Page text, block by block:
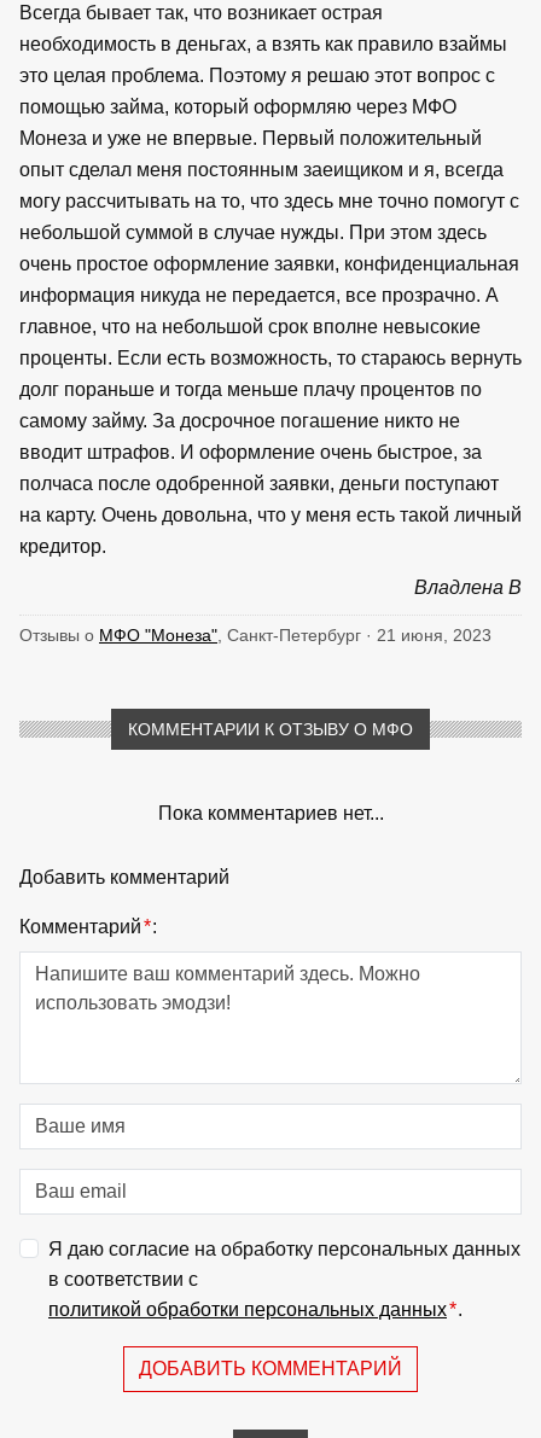
Всегда бывает так, что возникает острая
необходимость в деньгах, а взять как правило взаймы
это целая проблема. Поэтому я решаю этот вопрос с
помощью займа, который оформляю через МФО
Монеза и уже не впервые. Первый положительный
опыт сделал меня постоянным заеищиком и я, всегда
могу рассчитывать на то, что здесь мне точно помогут с
небольшой суммой в случае нужды. При этом здесь
очень простое оформление заявки, конфиденциальная
информация никуда не передается, все прозрачно. А
главное, что на небольшой срок вполне невысокие
проценты. Если есть возможность, то стараюсь вернуть
долг пораньше и тогда меньше плачу процентов по
самому займу. За досрочное погашение никто не
вводит штрафов. И оформление очень быстрое, за
полчаса после одобренной заявки, деньги поступают
на карту. Очень довольна, что у меня есть такой личный
кредитор.
Владлена В
Отзывы о МФО "Монеза" , Санкт-Петербург · 21 июня, 2023
КОММЕНТАРИИ К ОТЗЫВУ О МФО
Пока комментариев нет...
Добавить комментарий
Комментарий*:
Я даю согласие на обработку персональных данных
в соответствии с
политикой обработки персональных данных*.
ДОБАВИТЬ КОММЕНТАРИЙ